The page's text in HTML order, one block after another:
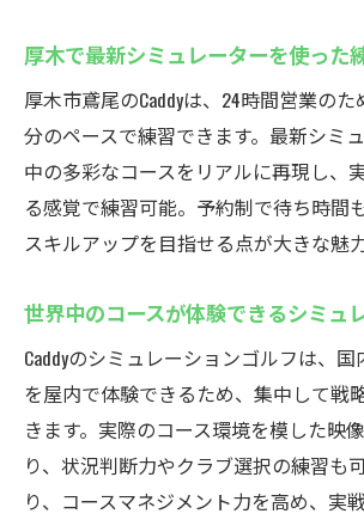
厚木で最新シミュレーターを使った
厚木市鳶尾のCaddyは、24時間営業の
分のペースで練習できます。最新シミ
中の多彩なコースをリアルに再現し、
る感覚で練習可能。予約制で待ち時間
スキルアップを目指せる点が大きな魅力
世界中のコースが体験できるシミュ
Caddyのシミュレーションゴルフは、
を屋内で体験できるため、集中して戦
きます。実際のコース環境を模した映
り、状況判断力やクラブ選択の練習も
り、コースマネジメント力を高め、実